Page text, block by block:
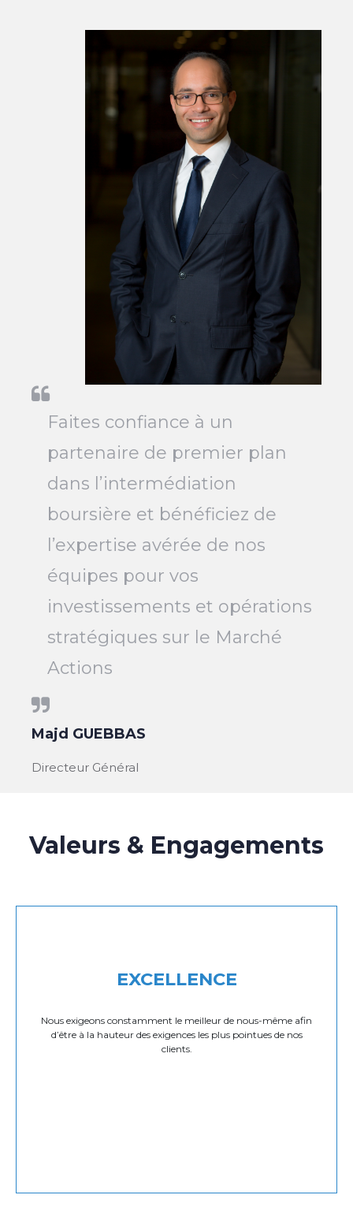
Faites confiance à un
partenaire de premier plan
dans l’intermédiation
boursière et bénéficiez de
l’expertise avérée de nos
équipes pour vos
investissements et opérations
stratégiques sur le Marché
Actions
Majd GUEBBAS
Directeur Général
Valeurs & Engagements
EXCELLENCE
Nous exigeons constamment le meilleur de nous-même afin
d’être à la hauteur des exigences les plus pointues de nos
clients.